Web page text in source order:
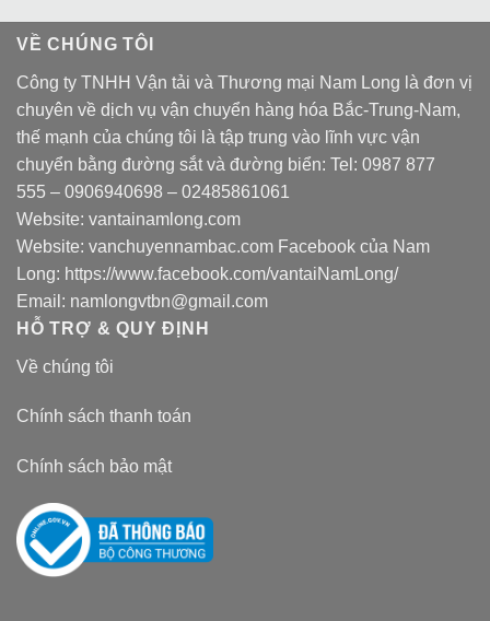
VỀ CHÚNG TÔI
Công ty TNHH Vận tải và Thương mại Nam Long là đơn vị
chuyên về dịch vụ vận chuyển hàng hóa Bắc-Trung-Nam,
thế mạnh của chúng tôi là tập trung vào lĩnh vực vận
chuyển bằng đường sắt và đường biển: Tel: 0987 877
555 – 0906940698 – 02485861061
Website: vantainamlong.com
Website: vanchuyennambac.com Facebook của Nam
Long: https://www.facebook.com/vantaiNamLong/
Email: namlongvtbn@gmail.com
HỖ TRỢ & QUY ĐỊNH
Về chúng tôi
Chính sách thanh toán
Chính sách bảo mật